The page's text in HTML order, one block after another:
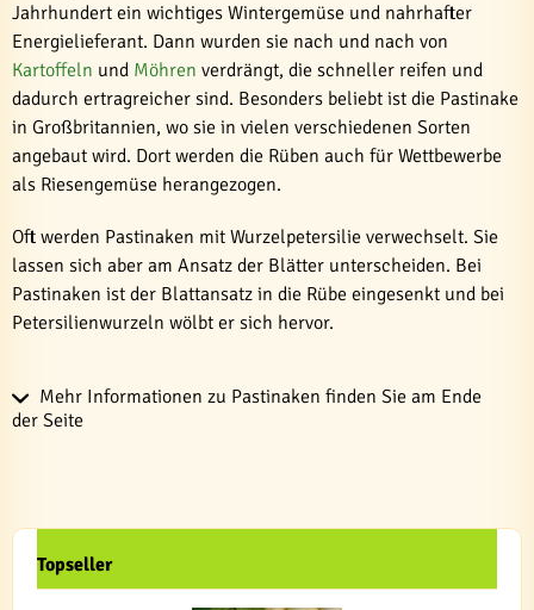
Jahrhundert ein wichtiges Wintergemüse und nahrhafter
Energielieferant. Dann wurden sie nach und nach von
Kartoffeln und Möhren verdrängt, die schneller reifen und
dadurch ertragreicher sind. Besonders beliebt ist die Pastinake
in Großbritannien, wo sie in vielen verschiedenen Sorten
angebaut wird. Dort werden die Rüben auch für Wettbewerbe
als Riesengemüse herangezogen.
Oft werden Pastinaken mit Wurzelpetersilie verwechselt. Sie
lassen sich aber am Ansatz der Blätter unterscheiden. Bei
Pastinaken ist der Blattansatz in die Rübe eingesenkt und bei
Petersilienwurzeln wölbt er sich hervor.
Mehr Informationen zu Pastinaken finden Sie am Ende
der Seite
Topseller